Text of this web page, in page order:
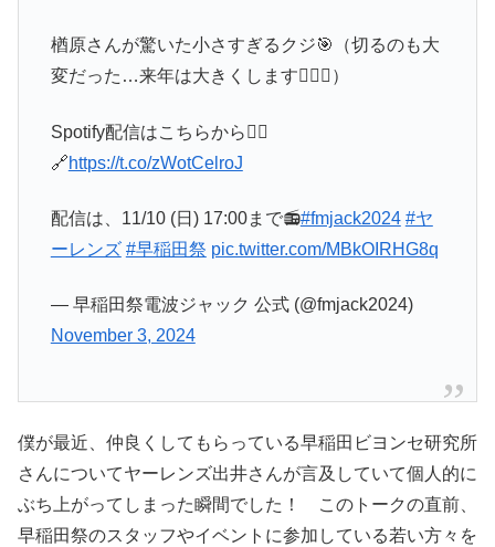
楢原さんが驚いた小さすぎるクジ🎯（切るのも大
変だった…来年は大きくします🙇🏻‍♀️）
Spotify配信はこちらから👇🏻
🔗https://t.co/zWotCelroJ
配信は、11/10 (日) 17:00まで📻#fmjack2024 #ヤ
ーレンズ #早稲田祭 pic.twitter.com/MBkOIRHG8q
— 早稲田祭電波ジャック 公式 (@fmjack2024)
November 3, 2024
僕が最近、仲良くしてもらっている早稲田ビヨンセ研究所
さんについてヤーレンズ出井さんが言及していて個人的に
ぶち上がってしまった瞬間でした！ このトークの直前、
早稲田祭のスタッフやイベントに参加している若い方々を